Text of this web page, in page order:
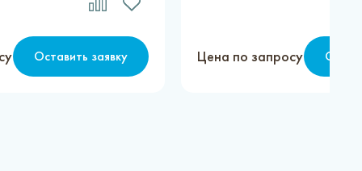
Оставить заявку Цена по запросу